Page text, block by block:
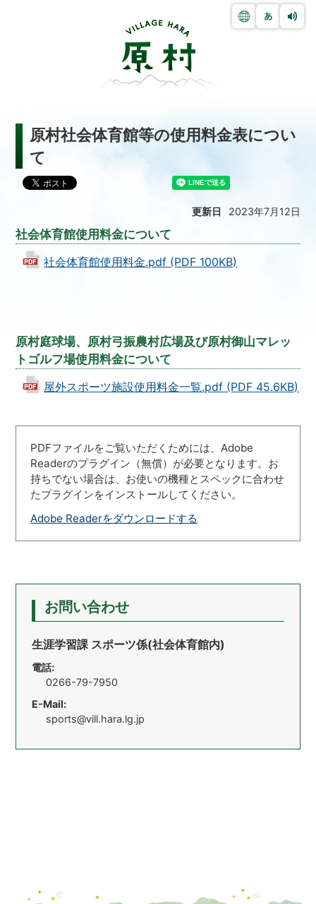
原村社会体育館等の使用料金表につい
て
更新日 2023年7月12日
社会体育館使用料金について
社会体育館使用料金.pdf (PDF 100KB)
原村庭球場、原村弓振農村広場及び原村御山マレッ
トゴルフ場使用料金について
屋外スポーツ施設使用料金一覧.pdf (PDF 45.6KB)
PDFファイルをご覧いただくためには、Adobe
Readerのプラグイン（無償）が必要となります。お
持ちでない場合は、お使いの機種とスペックに合わせ
たプラグインをインストールしてください。
Adobe Readerをダウンロードする
お問い合わせ
生涯学習課 スポーツ係(社会体育館内)
電話:
0266-79-7950
E-Mail:
sports@vill.hara.lg.jp